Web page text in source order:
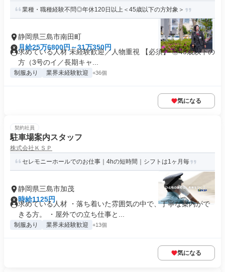
業種・職種経験不問◎年休120日以上＜45歳以下の方対象＞
静岡県三島市南田町
月給25万6800円～31万350円
求めている人材 未経験歓迎／人物重視 【必須】 ◎45歳以下の
方（3号のイ／長期キャ...
制服あり 業界未経験歓迎 +36個
気になる
契約社員
駐車場案内スタッフ
株式会社ＫＳＰ
セレモニーホールでのお仕事｜4hの短時間｜シフトは1ヶ月毎
静岡県三島市加茂
時給1125円
求めている人材 ・落ち着いた雰囲気の中で、丁寧な案内がで
きる方。 ・屋外での立ち仕事と...
制服あり 業界未経験歓迎 +13個
気になる